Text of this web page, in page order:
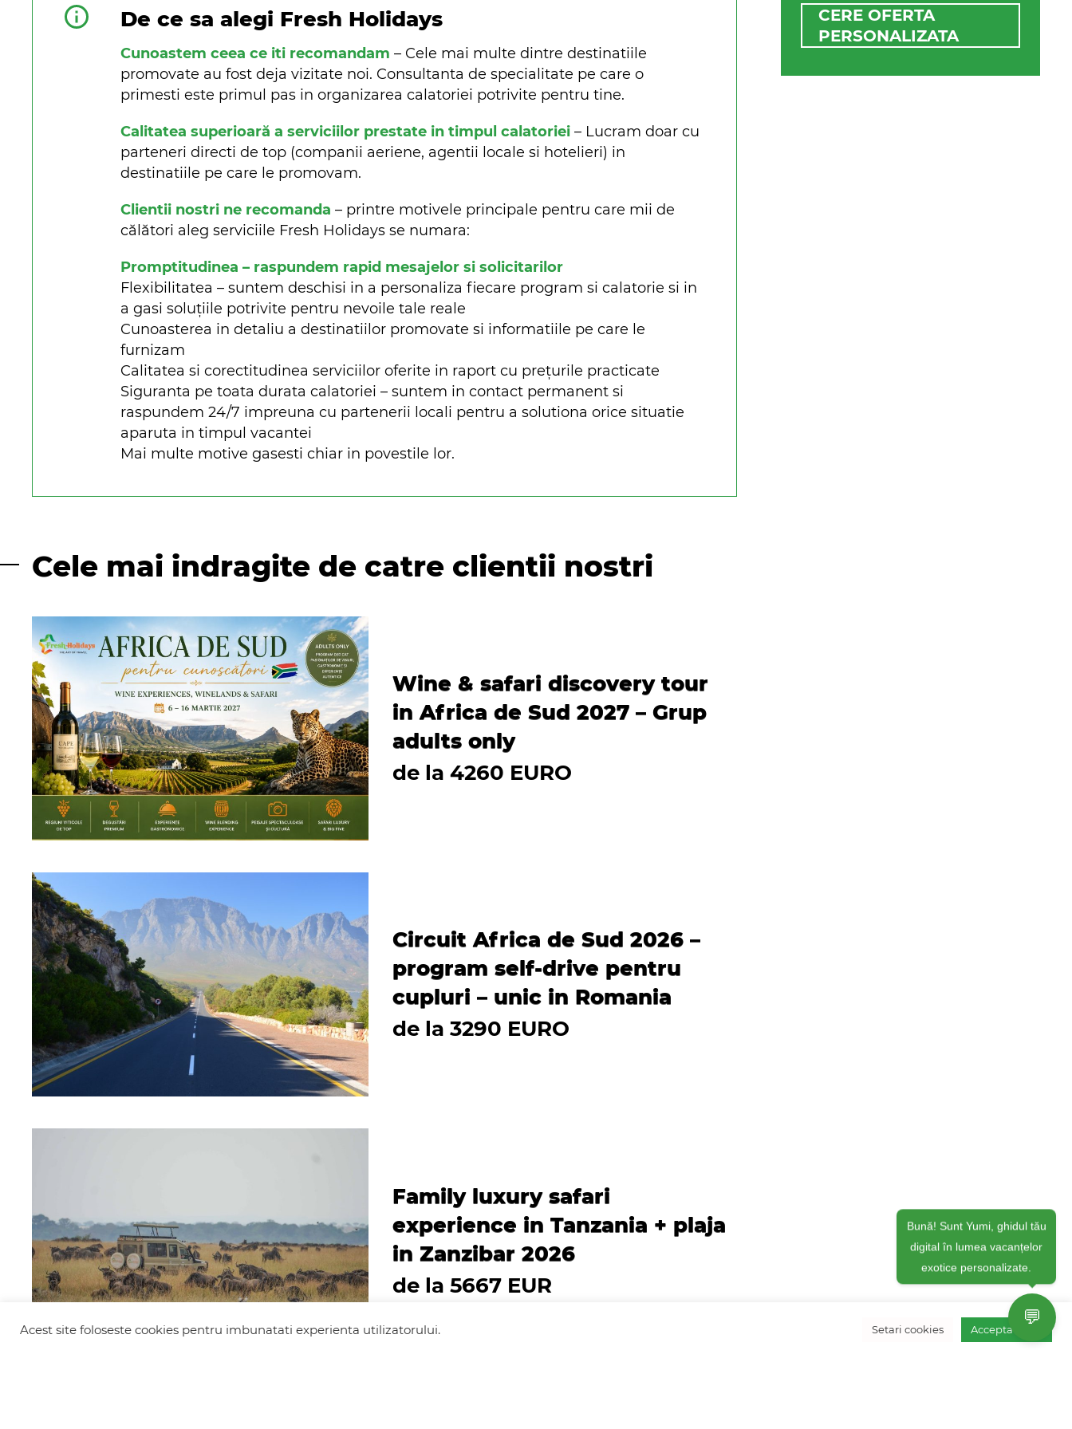
De ce sa alegi Fresh Holidays
Cunoastem ceea ce iti recomandam – Cele mai multe dintre destinatiile
promovate au fost deja vizitate noi. Consultanta de specialitate pe care o
primesti este primul pas in organizarea calatoriei potrivite pentru tine.
Calitatea superioară a serviciilor prestate in timpul calatoriei – Lucram doar cu
parteneri directi de top (companii aeriene, agentii locale si hotelieri) in
destinatiile pe care le promovam.
Clientii nostri ne recomanda – printre motivele principale pentru care mii de
călători aleg serviciile Fresh Holidays se numara:
Promptitudinea – raspundem rapid mesajelor si solicitarilor
Flexibilitatea – suntem deschisi in a personaliza fiecare program si calatorie si in
a gasi soluțiile potrivite pentru nevoile tale reale
Cunoasterea in detaliu a destinatiilor promovate si informatiile pe care le
furnizam
Calitatea si corectitudinea serviciilor oferite in raport cu prețurile practicate
Siguranta pe toata durata calatoriei – suntem in contact permanent si
raspundem 24/7 impreuna cu partenerii locali pentru a solutiona orice situatie
aparuta in timpul vacantei
Mai multe motive gasesti chiar in povestile lor.
Cele mai indragite de catre clientii nostri
Wine & safari discovery tour
in Africa de Sud 2027 – Grup
adults only
de la 4260 EURO
Circuit Africa de Sud 2026 –
program self-drive pentru
cupluri – unic in Romania
de la 3290 EURO
Family luxury safari
experience in Tanzania + plaja
in Zanzibar 2026
de la 5667 EUR
CERE OFERTA
PERSONALIZATA
Acest site foloseste cookies pentru imbunatati experienta utilizatorului. Setari cookies Accepta toate
💬
Bună! Sunt Yumi, ghidul tău
digital în lumea vacanțelor
exotice personalizate.